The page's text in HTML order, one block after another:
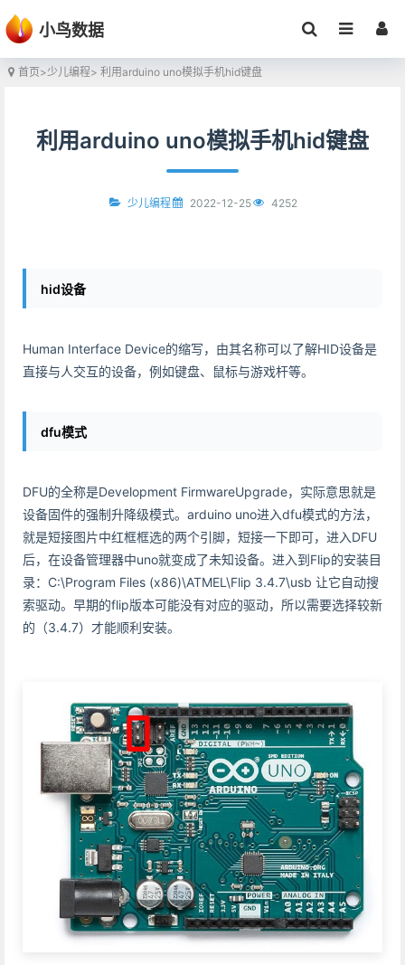
小鸟数据
首页>少儿编程> 利用arduino uno模拟手机hid键盘
利用arduino uno模拟手机hid键盘
少儿编程 2022-12-25 4252
hid设备
Human Interface Device的缩写，由其名称可以了解HID设备是
直接与人交互的设备，例如键盘、鼠标与游戏杆等。
dfu模式
DFU的全称是Development FirmwareUpgrade，实际意思就是
设备固件的强制升降级模式。arduino uno进入dfu模式的方法，
就是短接图片中红框框选的两个引脚，短接一下即可，进入DFU
后，在设备管理器中uno就变成了未知设备。进入到Flip的安装目
录：C:\Program Files (x86)\ATMEL\Flip 3.4.7\usb 让它自动搜
索驱动。早期的flip版本可能没有对应的驱动，所以需要选择较新
的（3.4.7）才能顺利安装。